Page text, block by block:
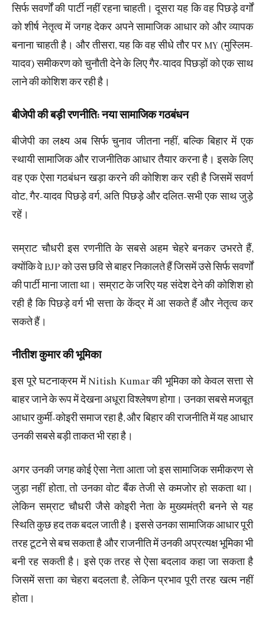
सिर्फ सवर्णों की पार्टी नहीं रहना चाहती। दूसरा यह कि वह पिछड़े वर्गों
को शीर्ष नेतृत्व में जगह देकर अपने सामाजिक आधार को और व्यापक
बनाना चाहती है। और तीसरा, यह कि वह सीधे तौर पर MY (मुस्लिम-
यादव) समीकरण को चुनौती देने के लिए गैर-यादव पिछड़ों को एक साथ
लाने की कोशिश कर रही है।
बीजेपी की बड़ी रणनीति: नया सामाजिक गठबंधन
बीजेपी का लक्ष्य अब सिर्फ चुनाव जीतना नहीं, बल्कि बिहार में एक
स्थायी सामाजिक और राजनीतिक आधार तैयार करना है। इसके लिए
वह एक ऐसा गठबंधन खड़ा करने की कोशिश कर रही है जिसमें सवर्ण
वोट, गैर-यादव पिछड़े वर्ग, अति पिछड़े और दलित-सभी एक साथ जुड़े
रहें।
सम्राट चौधरी इस रणनीति के सबसे अहम चेहरे बनकर उभरते हैं,
क्योंकि वे BJP को उस छवि से बाहर निकालते हैं जिसमें उसे सिर्फ सवर्णों
की पार्टी माना जाता था। सम्राट के जरिए यह संदेश देने की कोशिश हो
रही है कि पिछड़े वर्ग भी सत्ता के केंद्र में आ सकते हैं और नेतृत्व कर
सकते हैं।
नीतीश कुमार की भूमिका
इस पूरे घटनाक्रम में Nitish Kumar की भूमिका को केवल सत्ता से
बाहर जाने के रूप में देखना अधूरा विश्लेषण होगा। उनका सबसे मजबूत
आधार कुर्मी-कोइरी समाज रहा है, और बिहार की राजनीति में यह आधार
उनकी सबसे बड़ी ताकत भी रहा है।
अगर उनकी जगह कोई ऐसा नेता आता जो इस सामाजिक समीकरण से
जुड़ा नहीं होता, तो उनका वोट बैंक तेजी से कमजोर हो सकता था।
लेकिन सम्राट चौधरी जैसे कोइरी नेता के मुख्यमंत्री बनने से यह
स्थिति कुछ हद तक बदल जाती है। इससे उनका सामाजिक आधार पूरी
तरह टूटने से बच सकता है और राजनीति में उनकी अप्रत्यक्ष भूमिका भी
बनी रह सकती है। इसे एक तरह से ऐसा बदलाव कहा जा सकता है
जिसमें सत्ता का चेहरा बदलता है, लेकिन प्रभाव पूरी तरह खत्म नहीं
होता।